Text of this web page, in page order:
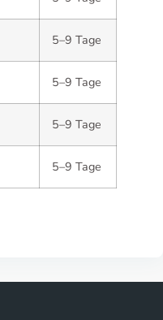
5–9 Tage
5–9 Tage
5–9 Tage
5–9 Tage